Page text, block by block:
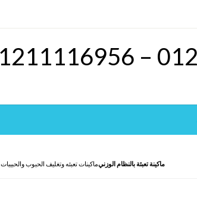
ماكينات تعبئه وتغليف الحبوب والحبيباتماكينة تعبئة بالنظام الوزني